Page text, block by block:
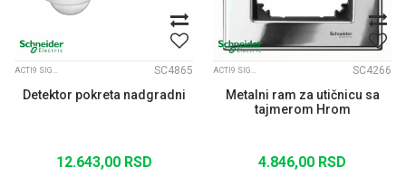
ACTI9 SIGNALIZACIJA SC4865
Detektor pokreta nadgradni
12.643,00 RSD
ACTI9 SIGNALIZACIJA SC4266
Metalni ram za utičnicu sa
tajmerom Hrom
4.846,00 RSD